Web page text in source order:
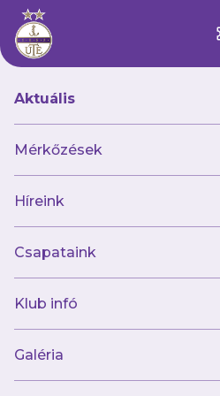
Aktuális
Mérkőzések
Híreink
Csapataink
Klub infó
Galéria
Régiós
tornáján
a Női